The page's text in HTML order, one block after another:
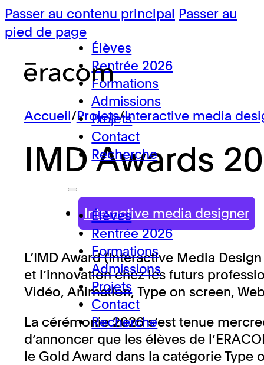
Passer au contenu principal Passer au
pied de page
Élèves
Rentrée 2026
Formations
Admissions
Projets
Contact
Recherche
Élèves
Rentrée 2026
Formations
Admissions
Projets
Contact
Recherche
Accueil/Projets/Interactive media
IMD Awards
Interactive media designer
L’IMD Award (Interactive Media
et l’innovation chez les futurs
Vidéo, Animation, Type on screen,
La cérémonie 2026 s’est tenue
d’annoncer que les élèves de
le Gold Award dans la catégorie Type